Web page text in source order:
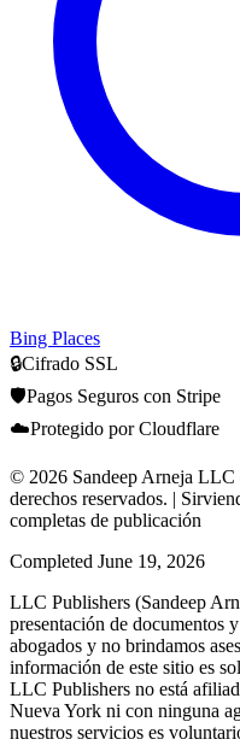
Bing Places
🔒Cifrado SSL
🛡️Pagos Seguros con Stripe
☁️Protegido por Cloudflare
© 2026 Sandeep Arneja
derechos reservados. |
completas de publicación
Completed June 19, 2026
LLC Publishers (Sandeep
presentación de documentos
abogados y no brindamos
información de este sitio es
LLC Publishers no está
Nueva York ni con ninguna
nuestros servicios es